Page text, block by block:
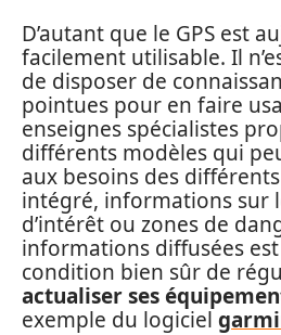
D’autant que le GPS est
facilement utilisable. Il
de disposer de
pointues pour en faire
enseignes spécialistes
différents modèles qui
aux besoins des
intégré, informations sur
d’intérêt ou zones de
informations diffusées
condition bien sûr de
actualiser ses
exemple du logiciel